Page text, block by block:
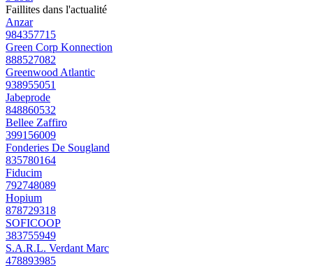
Faillites dans l'actualité
Anzar
984357715
Green Corp Konnection
888527082
Greenwood Atlantic
938955051
Jabeprode
848860532
Bellee Zaffiro
399156009
Fonderies De Sougland
835780164
Fiducim
792748089
Hopium
878729318
SOFICOOP
383755949
S.A.R.L. Verdant Marc
478893985